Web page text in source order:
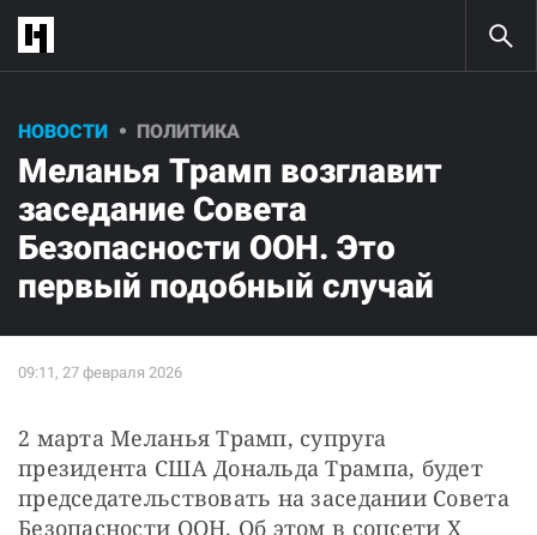
НОВОСТИ ПОЛИТИКА
Меланья Трамп возглавит
заседание Совета
Безопасности ООН. Это
первый подобный случай
2 марта Меланья Трамп, супруга
президента США Дональда Трампа, будет
председательствовать на заседании Совета